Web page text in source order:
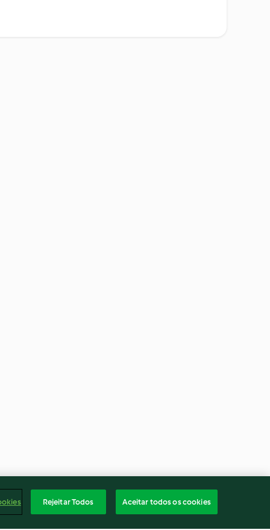
Rejeitar Todos Aceitar todos os cookies